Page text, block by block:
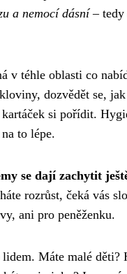
a nemocí dásní– tedy
v téhle oblasti co
dozvědět se,
si pořídit.
to lépe.
se dají zachytit
rozrůst, čeká vás
ani pro peněženku.
Máte malé